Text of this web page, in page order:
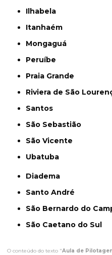
Ilhabela
Itanhaém
Mongaguá
Peruíbe
Praia Grande
Riviera de São
Santos
São Sebastião
São Vicente
Ubatuba
Diadema
Santo André
São Bernardo do
São Caetano do Sul
O conteúdo do texto "Aula de